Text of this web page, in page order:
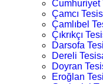
Cumhuriyet
Çamcı
Çamlıbel
Çıkrıkçı
Darsofa
Dereli
Doyran
Eroğlan